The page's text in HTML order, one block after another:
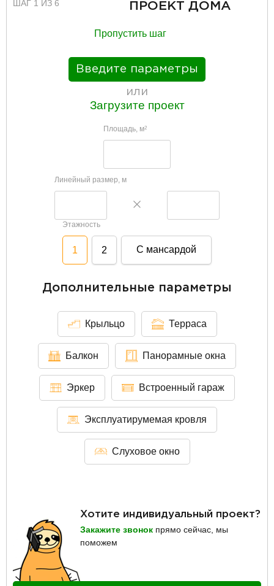
ШАГ 1 ИЗ 6 ПРОЕКТ ДОМА
Пропустить шаг
Введите параметры
или
Загрузите проект
Площадь, м2
Линейный размер, м
Этажность
1 2 С мансардой
Дополнительные параметры
Крыльцо Терраса
Балкон Панорамные окна
Эркер Встроенный гараж
Эксплуатирумемая кровля
Слуховое окно
Хотите индивидуальный проект?
Закажите звонок прямо сейчас, мы
поможем